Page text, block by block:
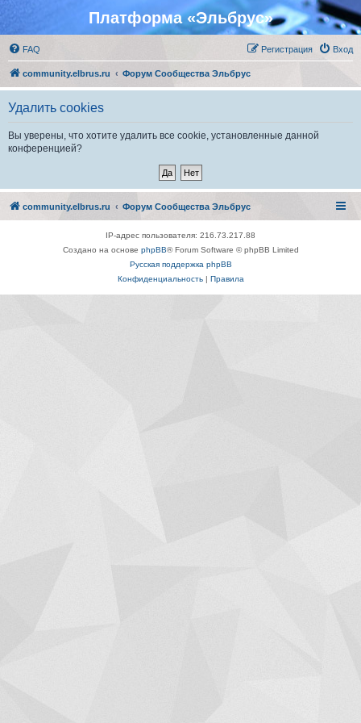
Платформа «Эльбрус»
FAQ Вход
Регистрация
community.elbrus.ru Форум Сообщества Эльбрус
Удалить cookies
Вы уверены, что хотите удалить все cookie, установленные данной
конференцией?
community.elbrus.ru Форум Сообщества Эльбрус
IP-адрес пользователя: 216.73.217.88
Создано на основе phpBB® Forum Software © phpBB Limited
Русская поддержка phpBB
Конфиденциальность| Правила